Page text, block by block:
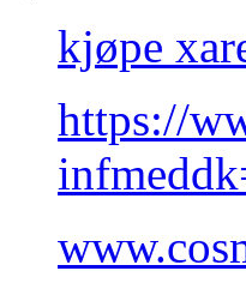
kjøpe
https://